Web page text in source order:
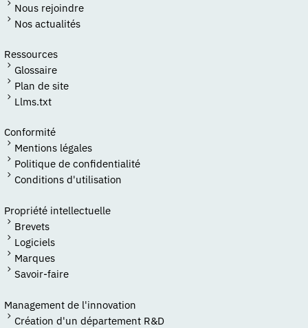
Nous rejoindre
Nos actualités
Ressources
Glossaire
Plan de site
Llms.txt
Conformité
Mentions légales
Politique de confidentialité
Conditions d'utilisation
Propriété intellectuelle
Brevets
Logiciels
Marques
Savoir-faire
Management de l'innovation
Création d'un département R&D